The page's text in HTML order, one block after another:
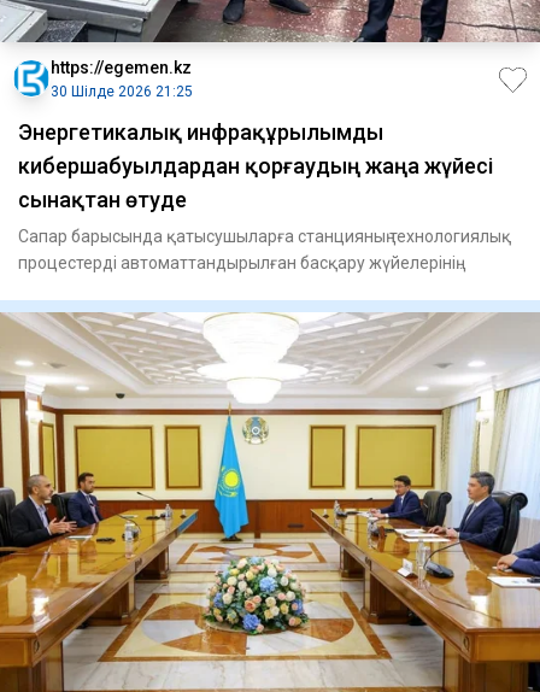
https://egemen.kz
30 Шілде 2026 21:25
Энергетикалық инфрақұрылымды
кибершабуылдардан қорғаудың жаңа жүйесі
сынақтан өтуде
Сапар барысында қатысушыларға станцияның технологиялық
процестерді автоматтандырылған басқару жүйелерінің